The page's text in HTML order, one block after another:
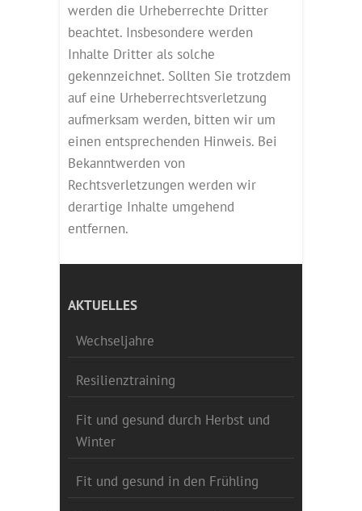
werden die Urheberrechte Dritter
beachtet. Insbesondere werden
Inhalte Dritter als solche
gekennzeichnet. Sollten Sie trotzdem
auf eine Urheberrechtsverletzung
aufmerksam werden, bitten wir um
einen entsprechenden Hinweis. Bei
Bekanntwerden von
Rechtsverletzungen werden wir
derartige Inhalte umgehend
entfernen.
AKTUELLES
Wechseljahre
Resilienztraining
Fit und gesund durch Herbst und
Winter
Fit und gesund in den Frühling